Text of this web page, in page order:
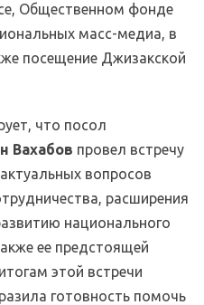
Общественном фонде
масс-медиа, в
посещение Джизакской
что посол
Вахабов провел встречу
вопросов
расширения
национального
ее предстоящей
этой встречи
готовность помочь